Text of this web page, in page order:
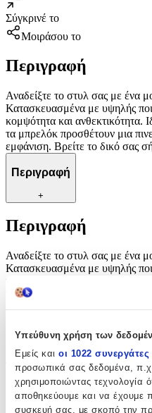
Υπεύθυνη χρήση των
Εμείς και οι 1022 συνεργάτες
προσωπικά σας δεδομένα,
χρησιμοποιώντας τεχνολογία
αποθηκεύουμε και να έχουμε
συσκευή σας, με σκοπό την
Σύγκρινέ το
Μοιράσου το
Περιγραφή
Αναδείξτε το στυλ σας με ένα
Κατασκευασμένα με υψηλής
κομψότητα και ανθεκτικότητα.
τα μπρελόκ προσθέτουν μια
εμφάνιση. Βρείτε το δικό σας
Περιγραφή
+
Περιγραφή
Αναδείξτε το στυλ σας με ένα
Κατασκευασμένα με υψηλής
κομψότητα και ανθεκτικότητα.
τα μπρελόκ προσθέτουν μια
Χαρακτηριστικά
Τύπος:
Μπρελόκ